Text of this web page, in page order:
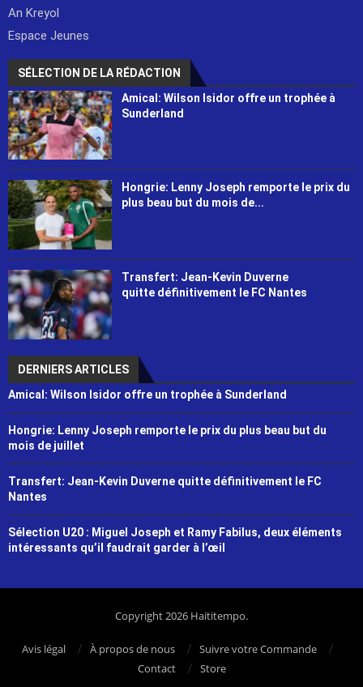
An Kreyol
Espace Jeunes
SÉLECTION DE LA RÉDACTION
Amical: Wilson Isidor offre un trophée à
Sunderland
Hongrie: Lenny Joseph remporte le prix du
plus beau but du mois de...
Transfert: Jean-Kevin Duverne
quitte définitivement le FC Nantes
DERNIERS ARTICLES
Amical: Wilson Isidor offre un trophée à Sunderland
Hongrie: Lenny Joseph remporte le prix du plus beau but du
mois de juillet
Transfert: Jean-Kevin Duverne quitte définitivement le FC
Nantes
Sélection U20 : Miguel Joseph et Ramy Fabilus, deux éléments
intéressants qu’il faudrait garder à l’œil
Copyright 2026 Haititempo.
Avis légal À propos de nous
Suivre votre Commande
Contact
Store